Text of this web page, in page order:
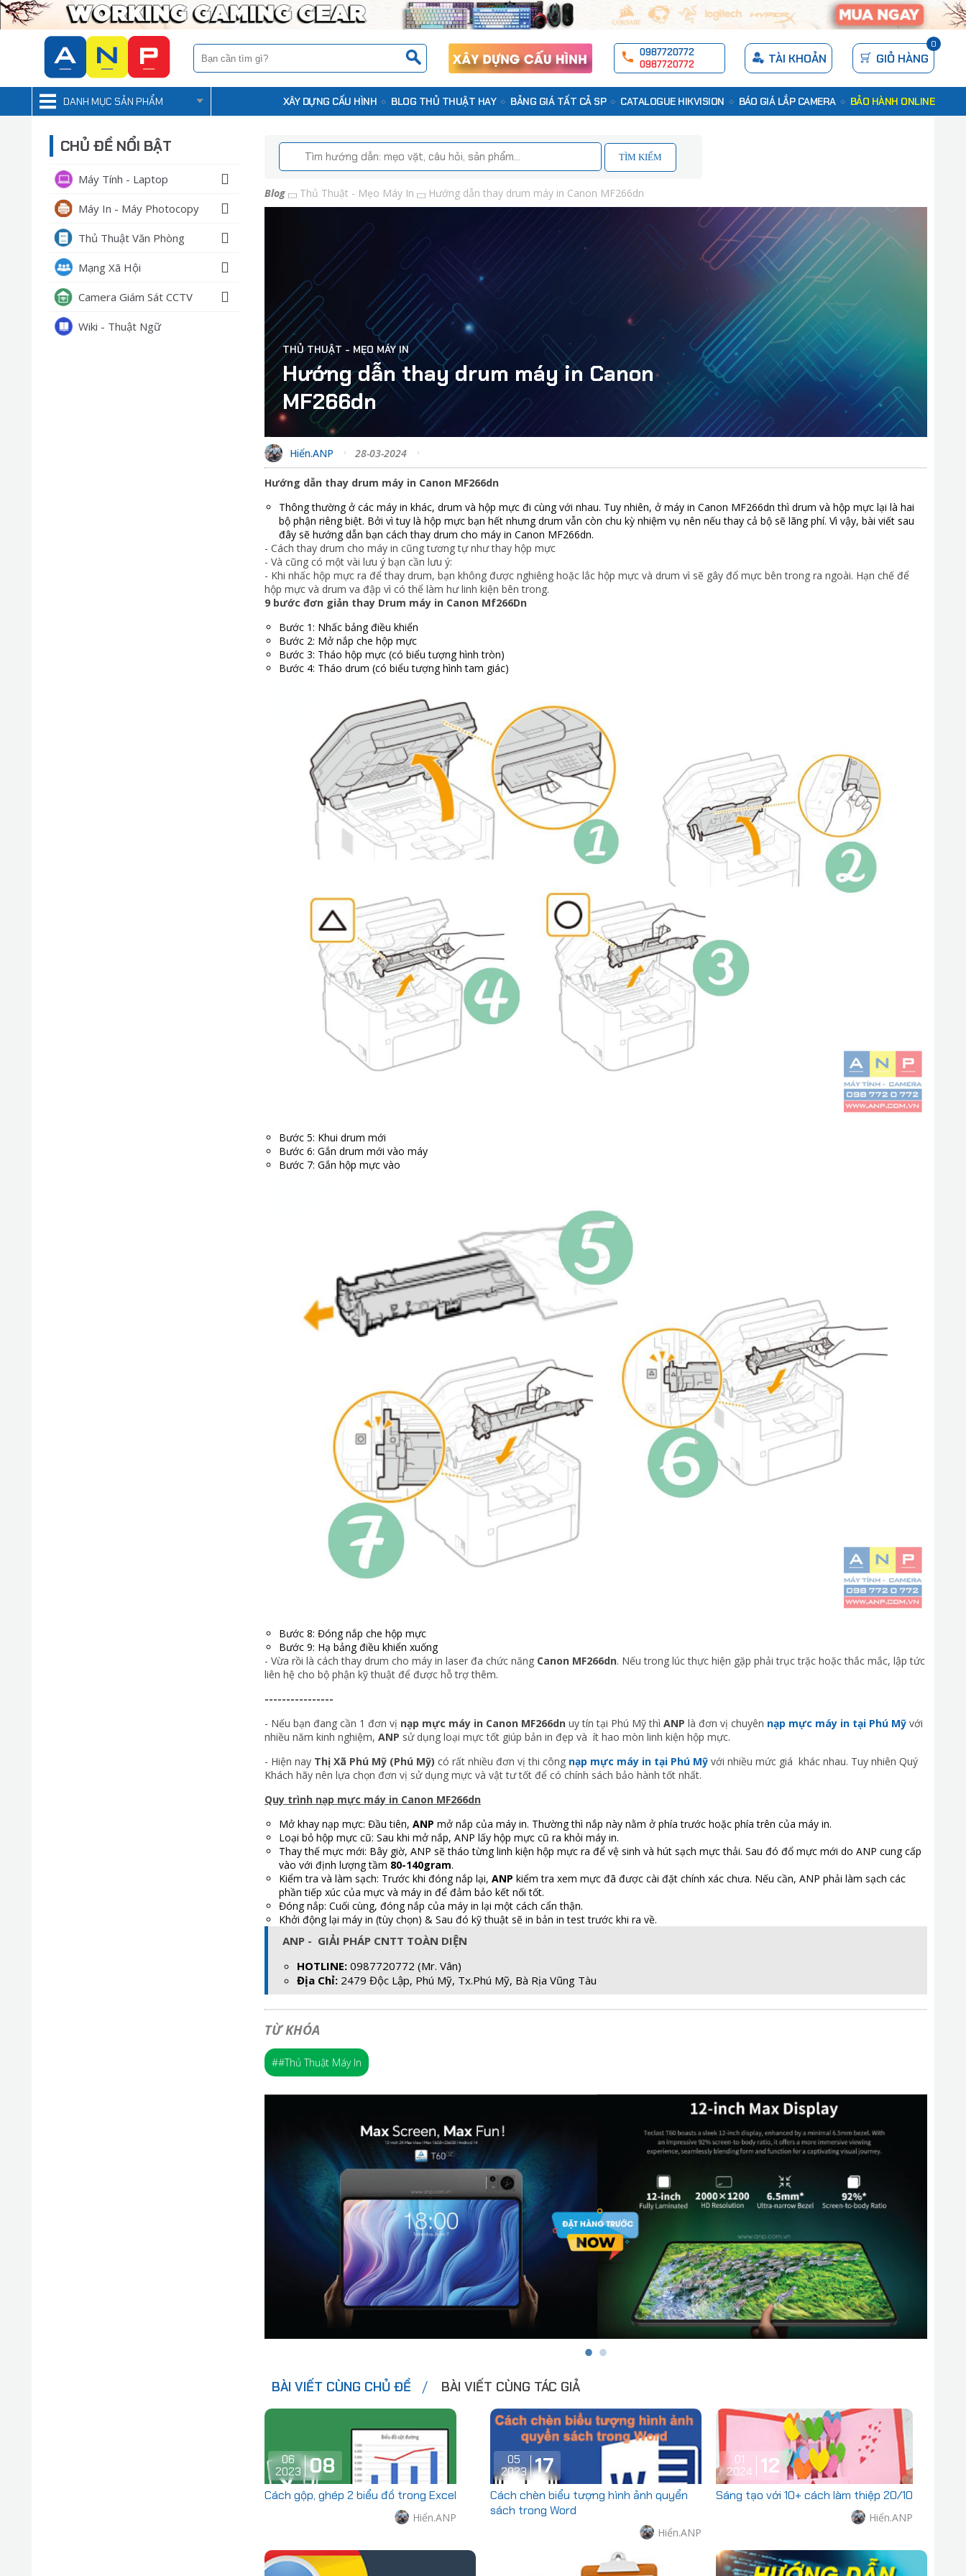
0987720772
0987720772
TÀI KHOẢN GIỎ HÀNG
0
DANH MỤC SẢN PHẨM XÂY DỰNG CẤU HÌNH BLOG THỦ THUẬT HAY BẢNG GIÁ TẤT CẢ SP CATALOGUE HIKVISION BÁO GIÁ LẮP CAMERA BẢO HÀNH ONLINE
CHỦ ĐỀ NỔI BẬT
Máy Tính - Laptop
Máy In - Máy Photocopy
Thủ Thuật Văn Phòng
Mạng Xã Hội
Camera Giám Sát CCTV
Wiki - Thuật Ngữ
TÌM KIẾM
Blog Thủ Thuật - Mẹo Máy In Hướng dẫn thay drum máy in Canon MF266dn
THỦ THUẬT - MẸO MÁY IN
Hướng dẫn thay drum máy in Canon
MF266dn
Hiển.ANP 28-03-2024
Hướng dẫn thay drum máy in Canon MF266dn
Thông thường ở các máy in khác, drum và hộp mực đi cùng với nhau. Tuy nhiên, ở máy in Canon MF266dn thì drum và hộp mực lại là hai
bộ phận riêng biệt. Bởi vì tuy là hộp mực bạn hết nhưng drum vẫn còn chu kỳ nhiệm vụ nên nếu thay cả bộ sẽ lãng phí. Vì vậy, bài viết sau
đây sẽ hướng dẫn bạn cách thay drum cho máy in Canon MF266dn.
- Cách thay drum cho máy in cũng tương tự như thay hộp mực
- Và cũng có một vài lưu ý bạn cần lưu ý:
- Khi nhấc hộp mực ra để thay drum, bạn không được nghiêng hoặc lắc hộp mực và drum vì sẽ gây đổ mực bên trong ra ngoài. Hạn chế để
hộp mực và drum va đập vì có thể làm hư linh kiện bên trong.
9 bước đơn giản thay Drum máy in Canon Mf266Dn
Bước 1: Nhấc bảng điều khiển
Bước 2: Mở nắp che hộp mực
Bước 3: Tháo hộp mực (có biểu tượng hình tròn)
Bước 4: Tháo drum (có biểu tượng hình tam giác)
Bước 5: Khui drum mới
Bước 6: Gắn drum mới vào máy
Bước 7: Gắn hộp mực vào
Bước 8: Đóng nắp che hộp mực
Bước 9: Hạ bảng điều khiển xuống
- Vừa rồi là cách thay drum cho máy in laser đa chức năng Canon MF266dn. Nếu trong lúc thực hiện gặp phải trục trặc hoặc thắc mắc, lập tức
liên hệ cho bộ phận kỹ thuật để được hỗ trợ thêm.
----------------
- Nếu bạn đang cần 1 đơn vị nạp mực máy in Canon MF266dn uy tín tại Phú Mỹ thì ANP là đơn vị chuyên nạp mực máy in tại Phú Mỹ với
nhiều năm kinh nghiệm, ANP sử dụng loại mực tốt giúp bản in đẹp và ít hao mòn linh kiện hộp mực.
- Hiện nay Thị Xã Phú Mỹ (Phú Mỹ) có rất nhiều đơn vị thi công nạp mực máy in tại Phú Mỹ với nhiều mức giá khác nhau. Tuy nhiên Quý
Khách hãy nên lựa chọn đơn vị sử dụng mực và vật tư tốt để có chính sách bảo hành tốt nhất.
Quy trình nạp mực máy in Canon MF266dn
Mở khay nạp mực: Đầu tiên, ANP mở nắp của máy in. Thường thì nắp này nằm ở phía trước hoặc phía trên của máy in.
Loại bỏ hộp mực cũ: Sau khi mở nắp, ANP lấy hộp mực cũ ra khỏi máy in.
Thay thế mực mới: Bây giờ, ANP sẽ tháo từng linh kiện hộp mực ra để vệ sinh và hút sạch mực thải. Sau đó đổ mực mới do ANP cung cấp
vào với định lượng tầm 80-140gram.
Kiểm tra và làm sạch: Trước khi đóng nắp lại, ANP kiểm tra xem mực đã được cài đặt chính xác chưa. Nếu cần, ANP phải làm sạch các
phần tiếp xúc của mực và máy in để đảm bảo kết nối tốt.
Đóng nắp: Cuối cùng, đóng nắp của máy in lại một cách cẩn thận.
Khởi động lại máy in (tùy chọn) & Sau đó kỹ thuật sẽ in bản in test trước khi ra về.
ANP - GIẢI PHÁP CNTT TOÀN DIỆN
HOTLINE: 0987720772 (Mr. Vân)
Địa Chỉ: 2479 Độc Lập, Phú Mỹ, Tx.Phú Mỹ, Bà Rịa Vũng Tàu
TỪ KHÓA
##Thủ Thuật Máy In
BÀI VIẾT CÙNG CHỦ ĐỀ BÀI VIẾT CÙNG TÁC GIẢ
06
2023 08
Cách gộp, ghép 2 biểu đồ trong Excel
Hiển.ANP
05
2023 17
Cách chèn biểu tượng hình ảnh quyển
sách trong Word
Hiển.ANP
01
2024
12
Sáng tạo với 10+ cách làm thiệp 20/10
Hiển.ANP